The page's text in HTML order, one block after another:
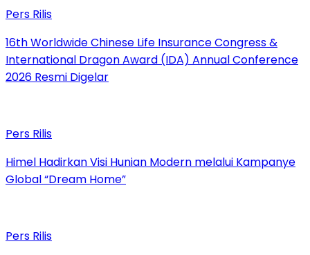
Pers Rilis
16th Worldwide Chinese Life Insurance Congress &
International Dragon Award (IDA) Annual Conference
2026 Resmi Digelar
Pers Rilis
Himel Hadirkan Visi Hunian Modern melalui Kampanye
Global “Dream Home”
Pers Rilis